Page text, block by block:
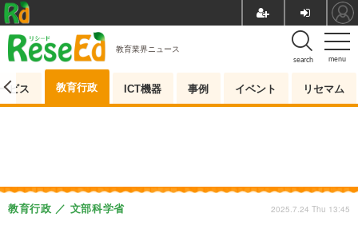
menu
search
教育業界ニュース
ビス 教育行政 ICT機器 事例 イベント リセマム
教育行政 文部科学省 2025.7.24 Thu 13:45